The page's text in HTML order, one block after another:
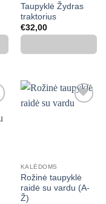
Taupyklė Žydras
traktorius
€32,00
KALĖDOMS
Rožinė taupyklė
raidė su vardu (A-
Ž)